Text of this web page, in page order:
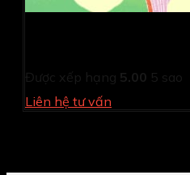
Được xếp hạng 5.00 5 sao
Liên hệ tư vấn